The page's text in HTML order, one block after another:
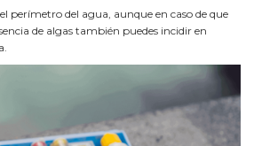
perímetro del agua, aunque en caso de que
de algas también puedes incidir en